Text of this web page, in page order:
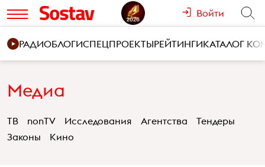
Войти
РАДИОБЛОГИСПЕЦПРОЕКТЫРЕЙТИНГИКАТАЛОГ
Медиа
ТВ nonTV Исследования Агентства
Тендеры
Законы
Кино